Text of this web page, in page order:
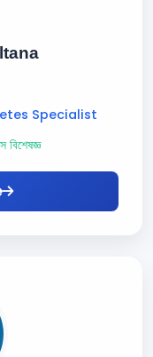
Specialist
বিশেষজ্ঞ